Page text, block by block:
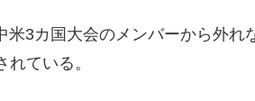
3カ国大会のメンバーから外れ
ている。